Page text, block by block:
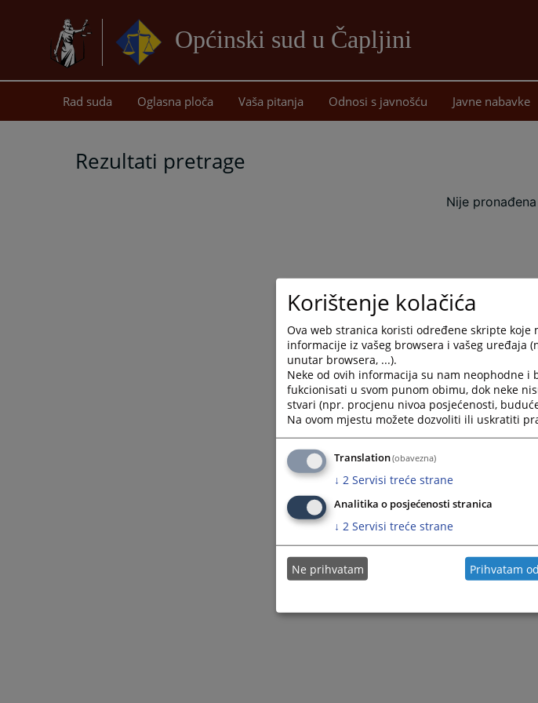
Općinski sud u Čapljini
sadržaj
Rad suda Oglasna ploča Vaša pitanja Odnosi s javnošću Javne nabavke
Rezultati pretrage
Nije
Korištenje kolačića
Ova web stranica koristi određene skripte
informacije iz vašeg browsera i vašeg uređaja
unutar browsera, ...).
Neke od ovih informacija su nam neophodne i
fukcionisati u svom punom obimu, dok neke
stvari (npr. procjenu nivoa posjećenosti,
Na ovom mjestu možete dozvoliti ili uskratiti
Translation(obavezna)
↓ 2 Servisi treće strane
Analitika o posjećenosti stranica
↓ 2 Servisi treće strane
Ne prihvatam Prihvatam